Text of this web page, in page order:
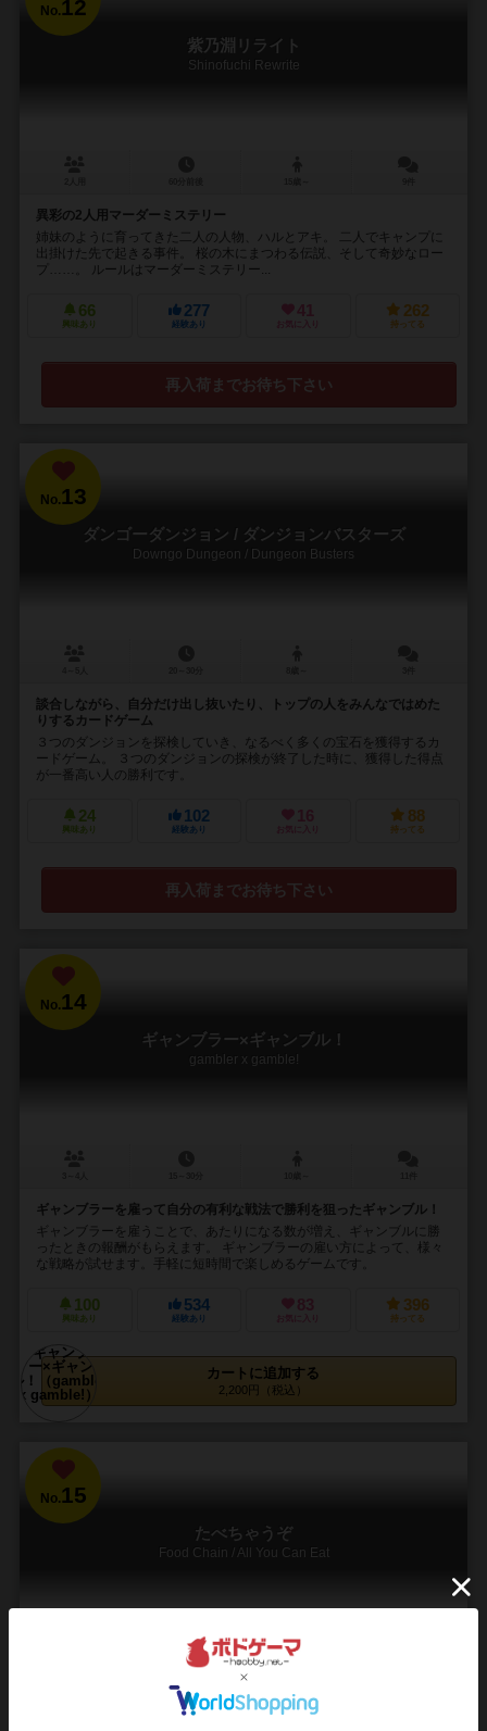
No.12
紫乃淵リライト
Shinofuchi Rewrite
異彩の2人用マーダーミステリー
姉妹のように育ってきた二人の人物、ハルとアキ。 二人でキャンプに
出掛けた先で起きる事件。 桜の木にまつわる伝説、そして奇妙なロー
プ……。 ルールはマーダーミステリー...
66
興味あり
277
経験あり
41
お気に入り
262
持ってる
再入荷までお待ち下さい
No.13
ダンゴーダンジョン / ダンジョンバスターズ
Downgo Dungeon / Dungeon Busters
談合しながら、自分だけ出し抜いたり、トップの人をみんなではめた
りするカードゲーム
３つのダンジョンを探検していき、なるべく多くの宝石を獲得するカ
ードゲーム。 ３つのダンジョンの探検が終了した時に、獲得した得点
が一番高い人の勝利です。
24
興味あり
102
経験あり
16
お気に入り
88
持ってる
再入荷までお待ち下さい
No.14
ギャンブラー×ギャンブル！
gambler x gamble!
ギャンブラーを雇って自分の有利な戦法で勝利を狙ったギャンブル！
ギャンブラーを雇うことで、あたりになる数が増え、ギャンブルに勝
ったときの報酬がもらえます。 ギャンブラーの雇い方によって、様々
な戦略が試せます。手軽に短時間で楽しめるゲームです。
100
興味あり
534
経験あり
83
お気に入り
396
持ってる
カートに追加する
2,200円（税込）
No.15
たべちゃうぞ
Food Chain / All You Can Eat
15～30分
はげたかの餌食！？いえいえ、鳥は猫に食べられます。